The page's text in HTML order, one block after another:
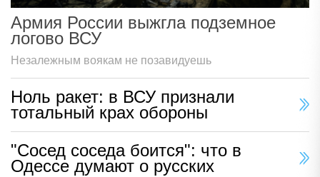
Армия России выжгла подземное
логово ВСУ
Незалежным воякам не позавидуешь
Ноль ракет: в ВСУ признали
тотальный крах обороны
"Сосед соседа боится": что в
Одессе думают о русских